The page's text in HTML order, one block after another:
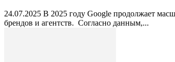
24.07.2025 В 2025 году Google продолжает
брендов и агентств. Согласно данным,...